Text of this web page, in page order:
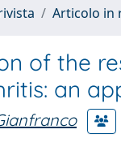
Articolo in
of the
an